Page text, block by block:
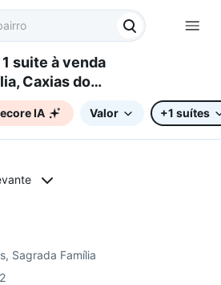
à venda
Caxias do
IA Valor +1 suítes
Sagrada Família
2